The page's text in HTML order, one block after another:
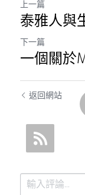
上一篇
泰雅人與
下一篇
一個關於
返回網站